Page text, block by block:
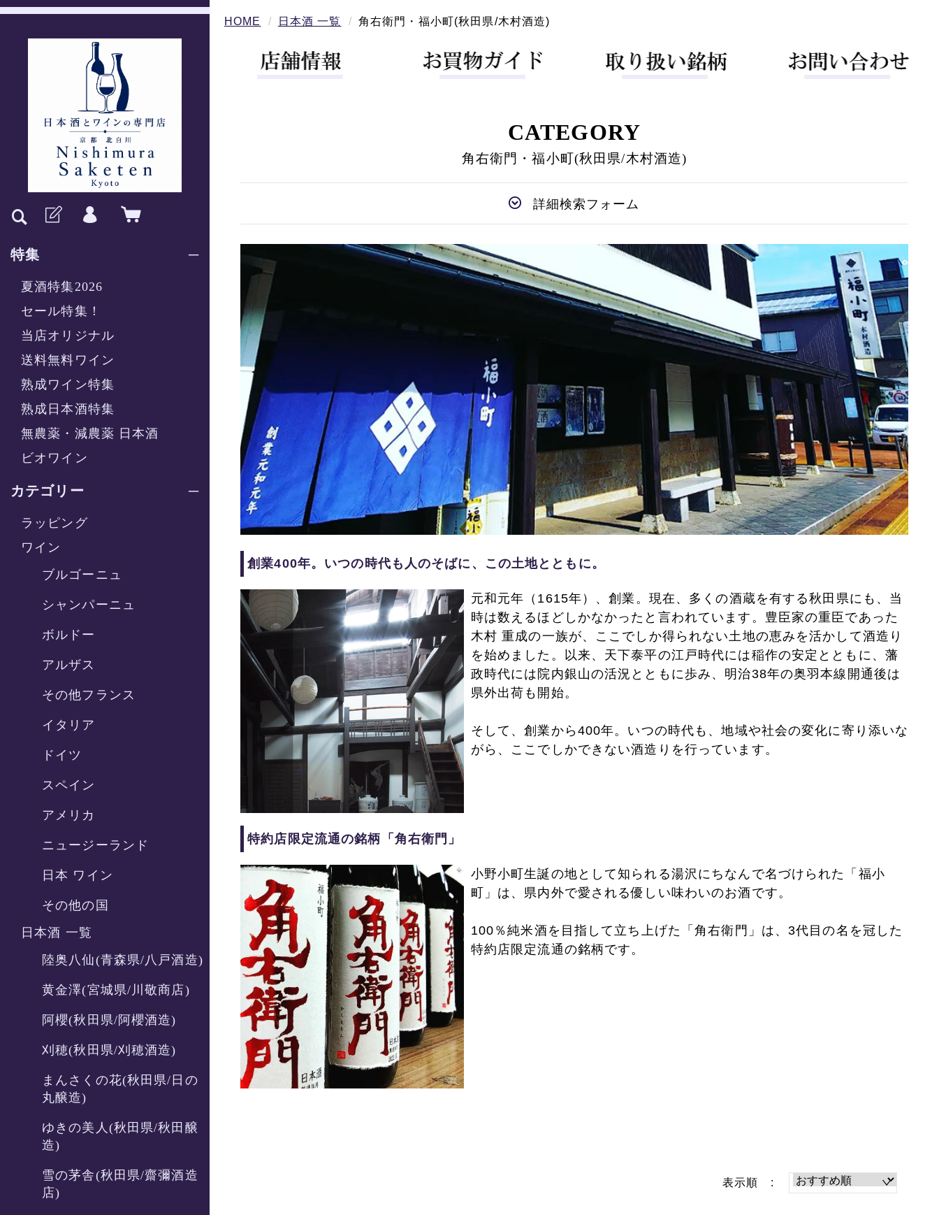
特集
夏酒特集2026
セール特集！
当店オリジナル
送料無料ワイン
熟成ワイン特集
熟成日本酒特集
無農薬・減農薬 日本酒
ビオワイン
カテゴリー
ラッピング
ワイン
ブルゴーニュ
シャンパーニュ
ボルドー
アルザス
その他フランス
イタリア
ドイツ
スペイン
アメリカ
ニュージーランド
日本 ワイン
その他の国
日本酒 一覧
陸奥八仙(青森県/八戸酒造)
黄金澤(宮城県/川敬商店)
阿櫻(秋田県/阿櫻酒造)
刈穂(秋田県/刈穂酒造)
まんさくの花(秋田県/日の
丸醸造)
ゆきの美人(秋田県/秋田醸
造)
雪の茅舎(秋田県/齋彌酒造
店)
HOME 日本酒 一覧 角右衛門・福小町(秋田県/木村酒造)
CATEGORY
角右衛門・福小町(秋田県/木村酒造)
詳細検索フォーム
創業400年。いつの時代も人のそばに、この土地とともに。
元和元年（1615年）、創業。現在、多くの酒蔵を有する秋田県にも、当
時は数えるほどしかなかったと言われています。豊臣家の重臣であった
木村 重成の一族が、ここでしか得られない土地の恵みを活かして酒造り
を始めました。以来、天下泰平の江戸時代には稲作の安定とともに、藩
政時代には院内銀山の活況とともに歩み、明治38年の奥羽本線開通後は
県外出荷も開始。
そして、創業から400年。いつの時代も、地域や社会の変化に寄り添いな
がら、ここでしかできない酒造りを行っています。
特約店限定流通の銘柄「角右衛門」
小野小町生誕の地として知られる湯沢にちなんで名づけられた「福小
町」は、県内外で愛される優しい味わいのお酒です。
100％純米酒を目指して立ち上げた「角右衛門」は、3代目の名を冠した
特約店限定流通の銘柄です。
表示順 :